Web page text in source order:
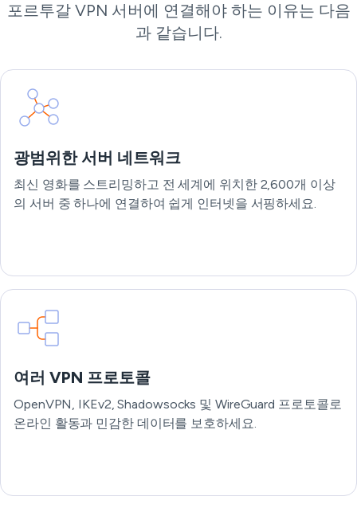
포르투갈 VPN 서버에 연결해야 하는 이유는 다음
과 같습니다.
광범위한 서버 네트워크
최신 영화를 스트리밍하고 전 세계에 위치한 2,600개 이상
의 서버 중 하나에 연결하여 쉽게 인터넷을 서핑하세요.
여러 VPN 프로토콜
OpenVPN, IKEv2, Shadowsocks 및 WireGuard 프로토콜로
온라인 활동과 민감한 데이터를 보호하세요.